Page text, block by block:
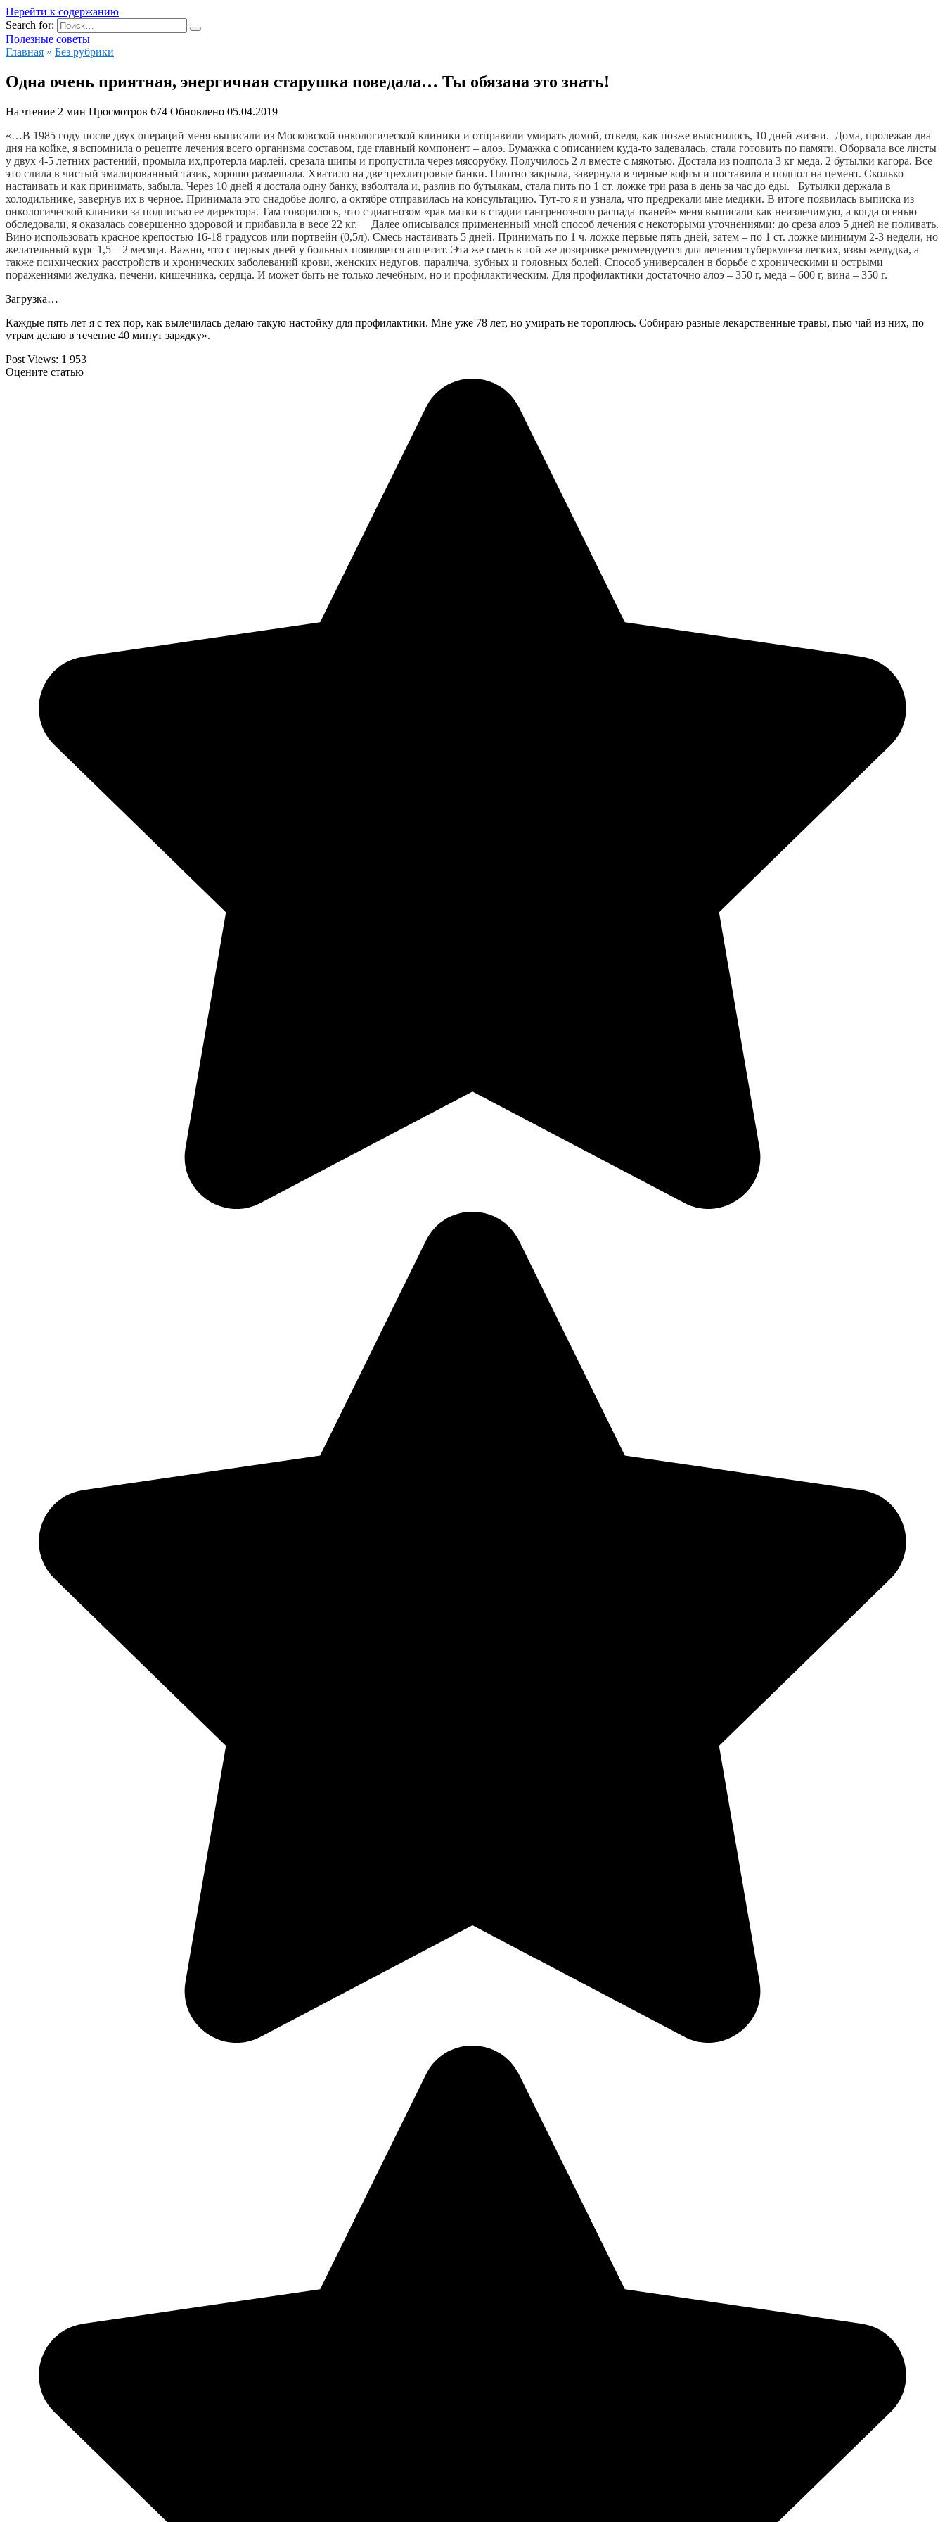
Перейти к содержанию
Search for:
Полезные советы
Главная » Без рубрики
Одна очень приятная, энергичная старушка поведала… Ты обязана это знать!
На чтение 2 мин Просмотров 674 Обновлено 05.04.2019
«…В 1985 году после двух операций меня выписали из Московской онкологической клиники и отправили умирать домой, отведя, как позже выяснилось, 10 дней жизни.  Дома, пролежав два
дня на койке, я вспомнила о рецепте лечения всего организма составом, где главный компонент – алоэ. Бумажка с описанием куда-то задевалась, стала готовить по памяти. Оборвала все листы
у двух 4-5 летних растений, промыла их,протерла марлей, срезала шипы и пропустила через мясорубку. Получилось 2 л вместе с мякотью. Достала из подпола 3 кг меда, 2 бутылки кагора. Все
это слила в чистый эмалированный тазик, хорошо размешала. Хватило на две трехлитровые банки. Плотно закрыла, завернула в черные кофты и поставила в подпол на цемент. Сколько
настаивать и как принимать, забыла. Через 10 дней я достала одну банку, взболтала и, разлив по бутылкам, стала пить по 1 ст. ложке три раза в день за час до еды.   Бутылки держала в
холодильнике, завернув их в черное. Принимала это снадобье долго, а октябре отправилась на консультацию. Тут-то я и узнала, что предрекали мне медики. В итоге появилась выписка из
онкологической клиники за подписью ее директора. Там говорилось, что с диагнозом «рак матки в стадии гангренозного распада тканей» меня выписали как неизлечимую, а когда осенью
обследовали, я оказалась совершенно здоровой и прибавила в весе 22 кг.     Далее описывался примененный мной способ лечения с некоторыми уточнениями: до среза алоэ 5 дней не поливать.
Вино использовать красное крепостью 16-18 градусов или портвейн (0,5л). Смесь настаивать 5 дней. Принимать по 1 ч. ложке первые пять дней, затем – по 1 ст. ложке минимум 2-3 недели, но
желательный курс 1,5 – 2 месяца. Важно, что с первых дней у больных появляется аппетит. Эта же смесь в той же дозировке рекомендуется для лечения туберкулеза легких, язвы желудка, а
также психических расстройств и хронических заболеваний крови, женских недугов, паралича, зубных и головных болей. Способ универсален в борьбе с хроническими и острыми
поражениями желудка, печени, кишечника, сердца. И может быть не только лечебным, но и профилактическим. Для профилактики достаточно алоэ – 350 г, меда – 600 г, вина – 350 г.
Загрузка…
Каждые пять лет я с тех пор, как вылечилась делаю такую настойку для профилактики. Мне уже 78 лет, но умирать не тороплюсь. Собираю разные лекарственные травы, пью чай из них, по
утрам делаю в течение 40 минут зарядку».
Post Views: 1 953
Оцените статью